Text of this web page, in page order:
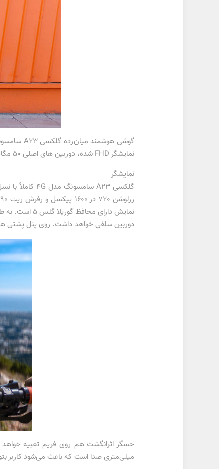
نمایشگر FHD شده، دوربین های اصلی ۵۰ مگاپیکسلی و شارژر ۲۵ واتی در کنار سیستم عامل و رابط کاربری به روز است.
نمایشگر
دوربین سلفی خواهد داشت. روی پنل پشتی هم چهار دوربین شامل ۵۰ مگاپیکسلی اصلی، ۸ مگاپیکسلی فوق‌عریض
میلی‌متری صدا است که باعث می‌شود کاربر